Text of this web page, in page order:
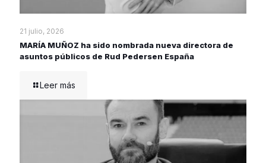
21 julio, 2026
MARÍA MUÑOZ ha sido nombrada nueva directora de
asuntos públicos de Rud Pedersen España
Leer más